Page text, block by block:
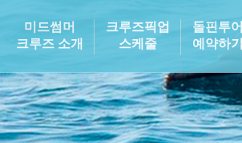
미드썸머
크루즈 소개
크루즈픽업
스케줄
돌핀투어
예약하기